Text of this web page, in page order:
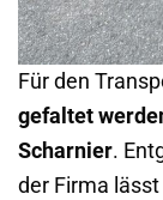
Für den
gefaltet
Scharnier.
der Firma